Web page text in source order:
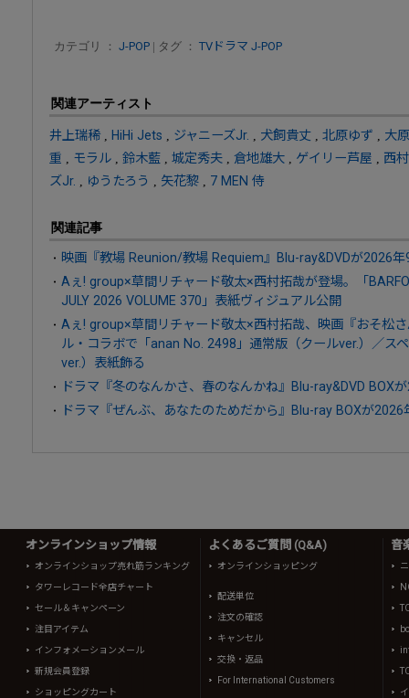
カテゴリ ： J-POP | タグ ： TVドラマ J-POP
関連アーティスト
井上瑞稀, HiHi Jets ジャニーズJr. 犬飼貴丈 北原ゆず
大
重
モラル 鈴木藍 城定秀夫 倉地雄大 ゲイリー芦屋
西
ズJr.
ゆうたろう 矢花黎 7 MEN 侍
関連記事
映画『教場 Reunion/教場 Requiem』Blu-ray&DVDが2026
Aぇ! group×草間リチャード敬太×西村拓哉が登場。「
JULY 2026 VOLUME 370」表紙ヴィジュアル公開
Aぇ! group×草間リチャード敬太×西村拓哉、映画『おそ松
ル・コラボで「anan No. 2498」通常版（クールver.）／ス
ver.）表紙飾る
ドラマ『冬のなんかさ、春のなんかね』Blu-ray&DVD BOX
ドラマ『ぜんぶ、あなたのためだから』Blu-ray BOXが
オンラインショップ情報
オンラインショップ売れ筋ランキング
タワーレコード全店チャート
セール＆キャンペーン
注目アイテム
インフォメーションメール
新規会員登録
ショッピングカート
よくあるご質問 (Q&A)
オンラインショッピング
配送単位
注文の確認
キャンセル
交換・返品
For International Customers
音